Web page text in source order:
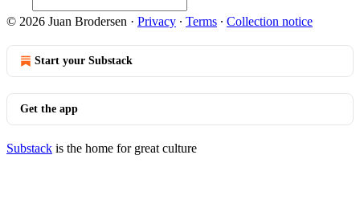
© 2026 Juan Brodersen · Privacy ∙ Terms ∙ Collection notice
Start your Substack
Get the app
Substack is the home for great culture